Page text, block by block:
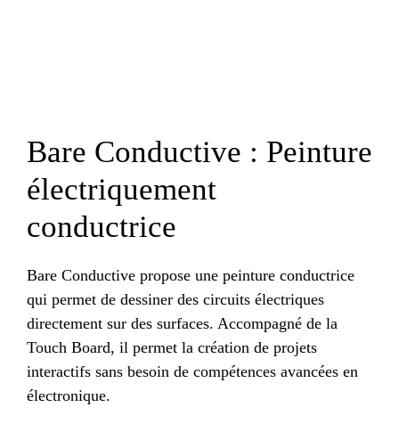
Bare Conductive : Peinture
électriquement
conductrice
Bare Conductive propose une peinture conductrice
qui permet de dessiner des circuits électriques
directement sur des surfaces. Accompagné de la
Touch Board, il permet la création de projets
interactifs sans besoin de compétences avancées en
électronique.